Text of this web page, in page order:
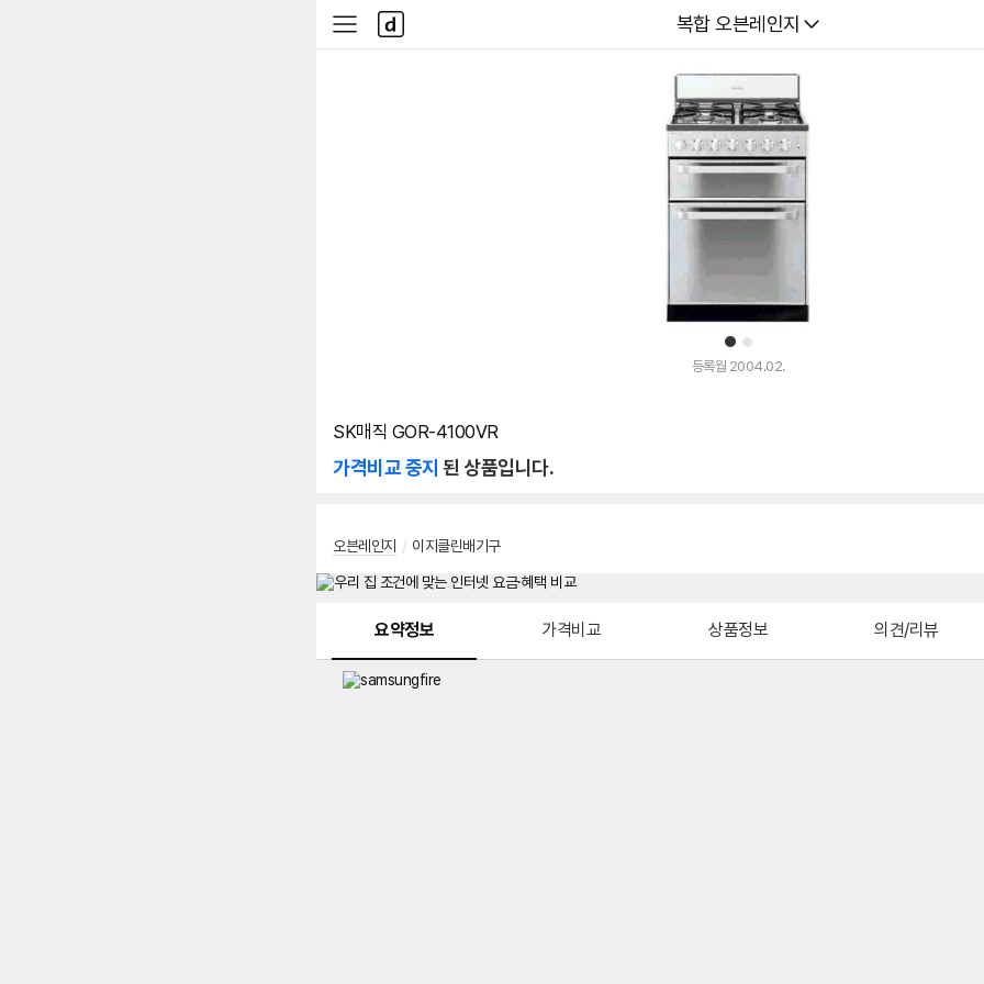
다나와
복합 오븐레인지
사
이
다
나
와
1 2
등록월 2004.02.
SK매직 GOR-4100VR
가격비교 중지 된 상품입니다.
오븐레인지 / 이지클린배기구
요약정보 가격비교 상품정보 의견/리뷰